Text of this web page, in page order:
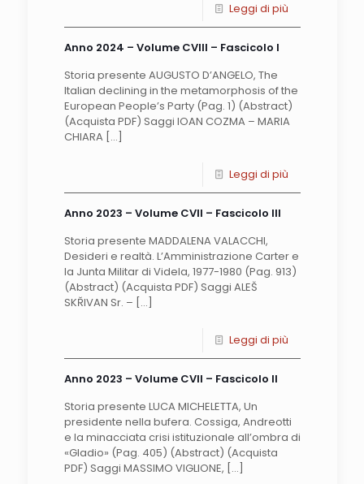
Leggi di più
Anno 2024 – Volume CVIII – Fascicolo I
Storia presente AUGUSTO D’ANGELO, The
Italian declining in the metamorphosis of the
European People’s Party (Pag. 1) (Abstract)
(Acquista PDF) Saggi IOAN COZMA – MARIA
CHIARA […]
Leggi di più
Anno 2023 – Volume CVII – Fascicolo III
Storia presente MADDALENA VALACCHI,
Desideri e realtà. L’Amministrazione Carter e
la Junta Militar di Videla, 1977-1980 (Pag. 913)
(Abstract) (Acquista PDF) Saggi ALEŠ
SKŘIVAN Sr. – […]
Leggi di più
Anno 2023 – Volume CVII – Fascicolo II
Storia presente LUCA MICHELETTA, Un
presidente nella bufera. Cossiga, Andreotti
e la minacciata crisi istituzionale all’ombra di
«Gladio» (Pag. 405) (Abstract) (Acquista
PDF) Saggi MASSIMO VIGLIONE, […]